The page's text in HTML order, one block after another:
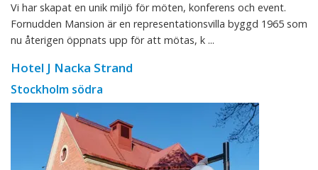
Vi har skapat en unik miljö för möten, konferens och event.
Fornudden Mansion är en representationsvilla byggd 1965 som
nu återigen öppnats upp för att mötas, k ...
Hotel J Nacka Strand
Stockholm södra